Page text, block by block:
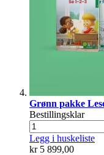
Grønn pakke
Bestillingsklar
Legg i huskeliste
kr 5 899,00